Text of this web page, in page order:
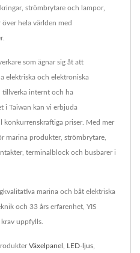
strömbrytare och lampor,
hela världen med
som ägnar sig åt att
elektriska och elektroniska
tillverka internt och ha
i Taiwan kan vi erbjuda
priser. Med mer
marina produkter, strömbrytare,
terminalblock och busbarer i
marina och båt elektriska
och 33 års erfarenhet, YIS
uppfylls.
Växelpanel LED-ljus